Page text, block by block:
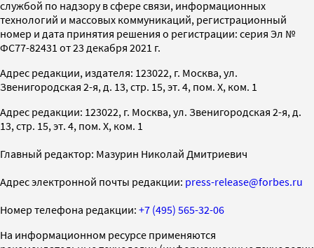
службой по надзору в сфере связи, информационных
технологий и массовых коммуникаций, регистрационный
номер и дата принятия решения о регистрации: серия Эл №
ФС77-82431 от 23 декабря 2021 г.
Адрес редакции, издателя: 123022, г. Москва, ул.
Звенигородская 2-я, д. 13, стр. 15, эт. 4, пом. X, ком. 1
Адрес редакции: 123022, г. Москва, ул. Звенигородская 2-я, д.
13, стр. 15, эт. 4, пом. X, ком. 1
Главный редактор: Мазурин Николай Дмитриевич
Адрес электронной почты редакции: press-release@forbes.ru
Номер телефона редакции: +7 (495) 565-32-06
На информационном ресурсе применяются